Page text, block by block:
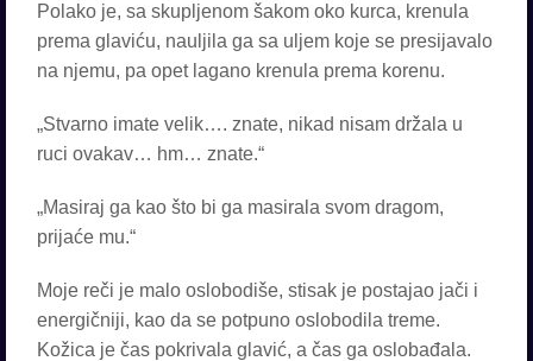
Polako je, sa skupljenom šakom oko kurca, krenula
prema glaviću, nauljila ga sa uljem koje se presijavalo
na njemu, pa opet lagano krenula prema korenu.
„Stvarno imate velik…. znate, nikad nisam držala u
ruci ovakav… hm… znate.“
„Masiraj ga kao što bi ga masirala svom dragom,
prijaće mu.“
Moje reči je malo oslobodiše, stisak je postajao jači i
energičniji, kao da se potpuno oslobodila treme.
Kožica je čas pokrivala glavić, a čas ga oslobađala.